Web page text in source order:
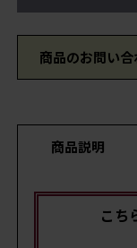
商品のお問い
商品説明
こち